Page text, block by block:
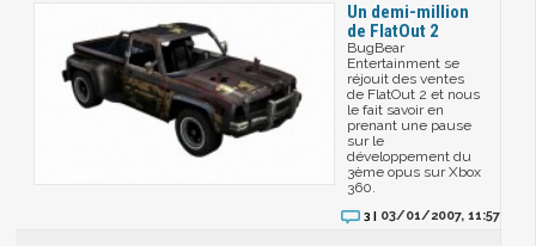
Un demi-million
de FlatOut 2
BugBear
Entertainment se
réjouit des ventes
de FlatOut 2 et nous
le fait savoir en
prenant une pause
sur le
développement du
3ème opus sur Xbox
360.
3 | 03/01/2007, 11:57